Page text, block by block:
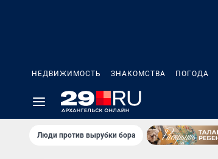
НЕДВИЖИМОСТЬ ЗНАКОМСТВА ПОГОДА
Люди против вырубки бора